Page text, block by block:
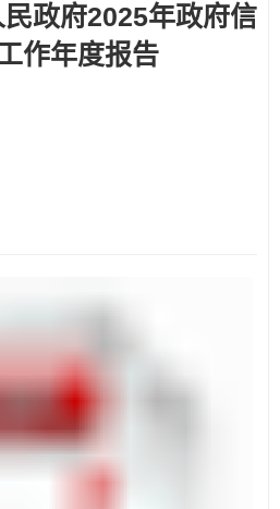
政府2025年政府信
作年度报告